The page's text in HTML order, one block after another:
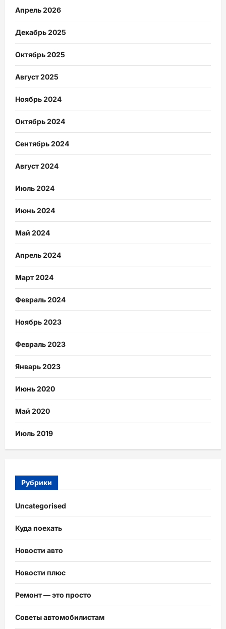
Апрель 2026
Декабрь 2025
Октябрь 2025
Август 2025
Ноябрь 2024
Октябрь 2024
Сентябрь 2024
Август 2024
Июль 2024
Июнь 2024
Май 2024
Апрель 2024
Март 2024
Февраль 2024
Ноябрь 2023
Февраль 2023
Январь 2023
Июнь 2020
Май 2020
Июль 2019
Рубрики
Uncategorised
Куда поехать
Новости авто
Новости плюс
Ремонт — это просто
Советы автомобилистам